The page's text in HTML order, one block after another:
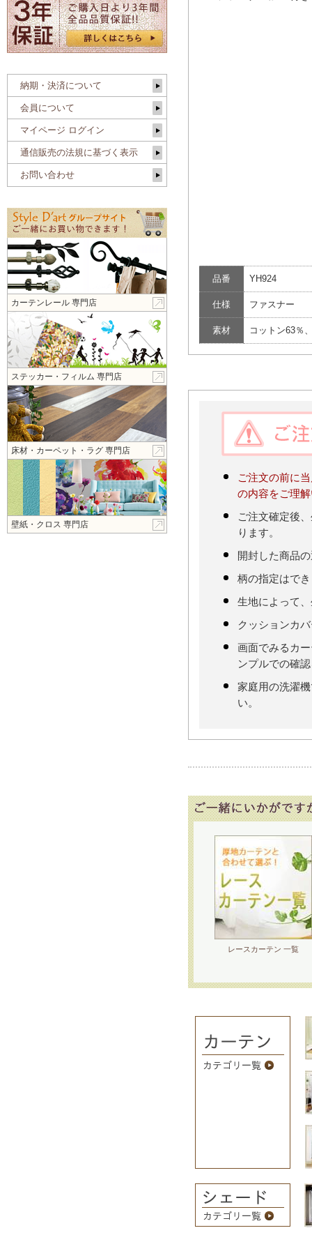
品番 YH924
仕様 ファスナー
素材 コットン63％
ご注文の前に
の内容をご理
ご注文確定後
ります。
開封した商品
柄の指定はで
生地によって
クッションカ
画面でみるカ
ンプルでの確
家庭用の洗濯
い。
レースカーテン 一覧
納期・決済について
会員について
マイページ ログイン
通信販売の法規に基づく表示
お問い合わせ
カーテンレール 専門店
ステッカー・フィルム 専門店
床材・カーペット・ラグ 専門店
壁紙・クロス 専門店